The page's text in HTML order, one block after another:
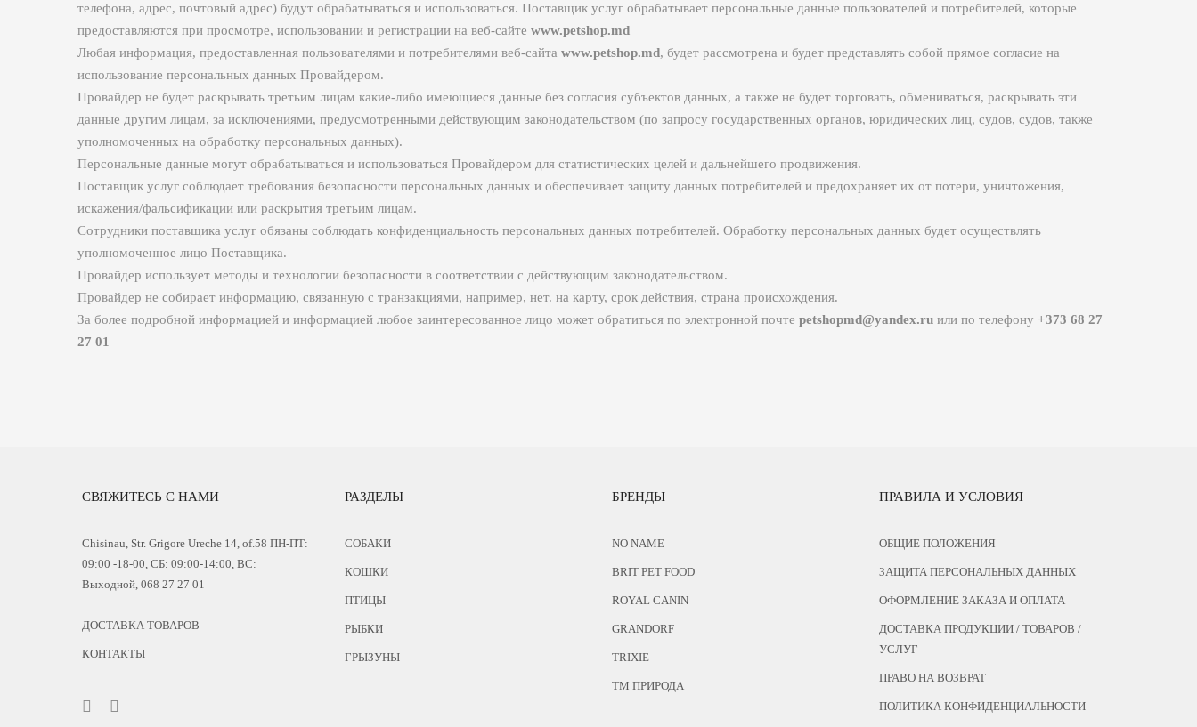
телефона, адрес, почтовый адрес) будут обрабатываться и использоваться. Поставщик услуг обрабатывает персональные данные пользователей и потребителей, которые
предоставляются при просмотре, использовании и регистрации на веб-сайте www.petshop.md
Любая информация, предоставленная пользователями и потребителями веб-сайта www.petshop.md, будет рассмотрена и будет представлять собой прямое согласие на
использование персональных данных Провайдером.
Провайдер не будет раскрывать третьим лицам какие-либо имеющиеся данные без согласия субъектов данных, а также не будет торговать, обмениваться, раскрывать эти
данные другим лицам, за исключениями, предусмотренными действующим законодательством (по запросу государственных органов, юридических лиц, судов, судов, также
уполномоченных на обработку персональных данных).
Персональные данные могут обрабатываться и использоваться Провайдером для статистических целей и дальнейшего продвижения.
Поставщик услуг соблюдает требования безопасности персональных данных и обеспечивает защиту данных потребителей и предохраняет их от потери, уничтожения,
искажения/фальсификации или раскрытия третьим лицам.
Сотрудники поставщика услуг обязаны соблюдать конфиденциальность персональных данных потребителей. Обработку персональных данных будет осуществлять
уполномоченное лицо Поставщика.
Провайдер использует методы и технологии безопасности в соответствии с действующим законодательством.
Провайдер не собирает информацию, связанную с транзакциями, например, нет. на карту, срок действия, страна происхождения.
За более подробной информацией и информацией любое заинтересованное лицо может обратиться по электронной почте petshopmd@yandex.ru или по телефону +373 68 27
27 01
СВЯЖИТЕСЬ С НАМИ
Chisinau, Str. Grigore Ureche 14, of.58 ПН-ПТ:
09:00 -18-00, СБ: 09:00-14:00, ВС:
Выходной, 068 27 27 01
ДОСТАВКА ТОВАРОВ
КОНТАКТЫ
РАЗДЕЛЫ
СОБАКИ
КОШКИ
ПТИЦЫ
РЫБКИ
ГРЫЗУНЫ
БРЕНДЫ
NO NAME
BRIT PET FOOD
ROYAL CANIN
GRANDORF
TRIXIE
ТМ ПРИРОДА
ПРАВИЛА И УСЛОВИЯ
ОБЩИЕ ПОЛОЖЕНИЯ
ЗАЩИТА ПЕРСОНАЛЬНЫХ ДАННЫХ
ОФОРМЛЕНИЕ ЗАКАЗА И ОПЛАТА
ДОСТАВКА ПРОДУКЦИИ / ТОВАРОВ /
УСЛУГ
ПРАВО НА ВОЗВРАТ
ПОЛИТИКА КОНФИДЕНЦИАЛЬНОСТИ